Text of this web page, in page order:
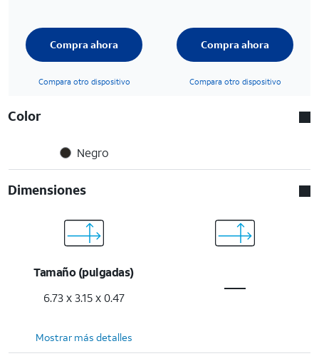
Compra ahora
Compara otro dispositivo
Compra ahora
Compara otro dispositivo
Color
Negro
Dimensiones
Tamaño (pulgadas)
6.73 x 3.15 x 0.47
Mostrar más detalles